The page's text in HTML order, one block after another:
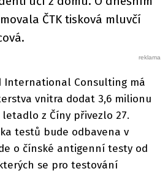
ČTK tisková mluvčí
International Consulting má
vnitra dodat 3,6 milionu
z Číny přivezlo 27.
testů bude odbavena v
o čínské antigenní testy od
se pro testování